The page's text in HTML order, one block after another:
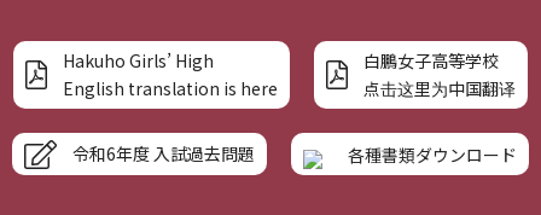
Hakuho Girls’ High
English translation is here
白鵬女子高等学校
点击这里为中国翻译
令和6年度 入試過去問題 各種書類ダウンロード